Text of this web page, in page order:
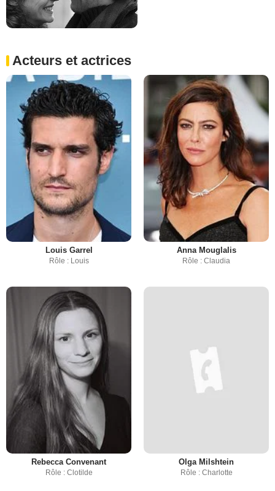
Acteurs et actrices
Louis Garrel
Rôle : Louis
Anna Mouglalis
Rôle : Claudia
Rebecca Convenant
Rôle : Clotilde
Olga Milshtein
Rôle : Charlotte